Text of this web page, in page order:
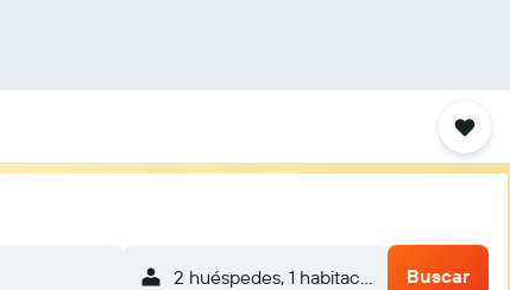
2 huéspedes, 1 habitación Buscar